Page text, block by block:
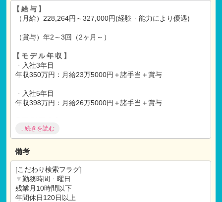
内定
↓
ご入社
【給与】
（月給）228,264円～327,000円(経験・ 能力により優遇)
（賞与）年2～3回（2ヶ月～）
【モデル年収】
・ 入社3年目
年収350万円：月給23万5000円＋諸手当＋賞与
・ 入社5年目
年収398万円：月給26万5000円＋諸手当＋賞与
社会保険完備（健康
昇給年1回
退職金制度
研修制度あり
健康診断
【各種手当】
通勤手当(上限25,000円迄)
...続きを読む
備考
[こだわり検索フラグ]
▼勤務時間 ・ 曜日
残業月10時間以下
年間休日120日以上